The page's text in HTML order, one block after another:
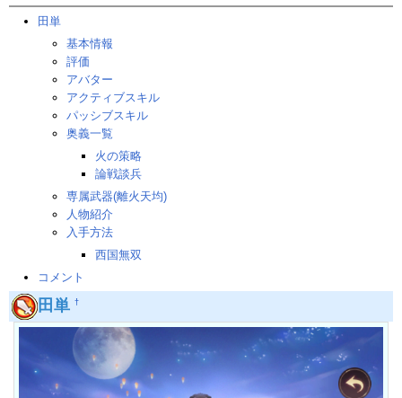
田単
基本情報
評価
アバター
アクティブスキル
パッシブスキル
奥義一覧
火の策略
論戦談兵
専属武器(離火天均)
人物紹介
入手方法
西国無双
コメント
田単 †